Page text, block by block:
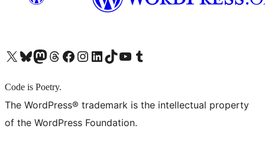
X (旧 Twitter) アカウントへBluesky アカウントへMastodon アカウントへThreads アカウントへ Facebook ページへInstagram アカウントへ LinkedIn アカウントへTikTok アカウントへYouTube チャンネルへ Tumblr アカウントへ
Code is Poetry.
The WordPress® trademark is the intellectual property
of the WordPress Foundation.